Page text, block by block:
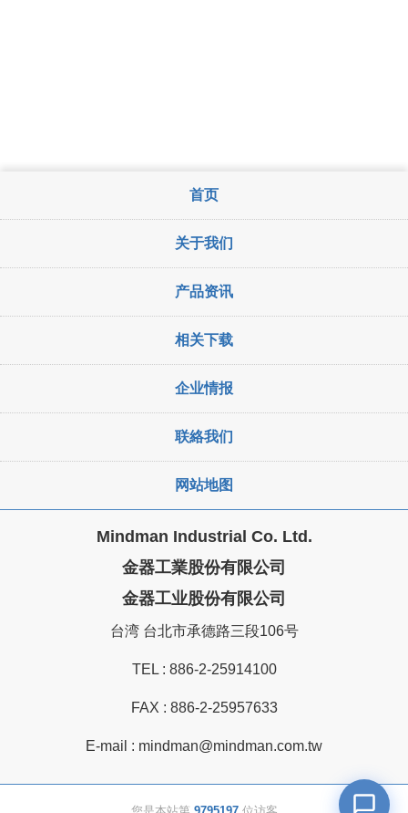
首页
关于我们
产品资讯
相关下载
企业情报
联絡我们
网站地图
Mindman Industrial Co. Ltd.
金器工業股份有限公司
金器工业股份有限公司
台湾 台北市承德路三段106号
TEL : 886-2-25914100
FAX : 886-2-25957633
E-mail : mindman@mindman.com.tw